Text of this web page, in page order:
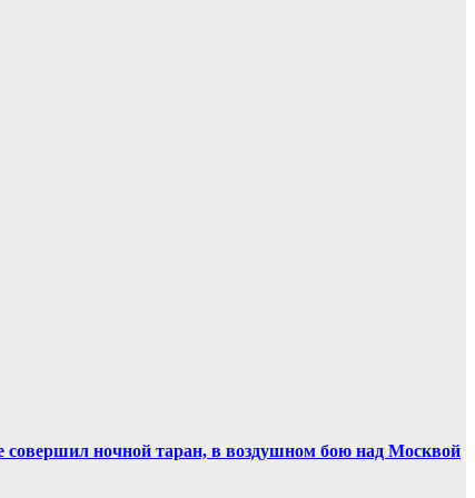
совершил ночной таран, в воздушном бою над Москвой